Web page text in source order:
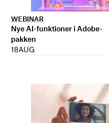
WEBINAR
Nye AI-funktioner i Adobe-
pakken
18AUG